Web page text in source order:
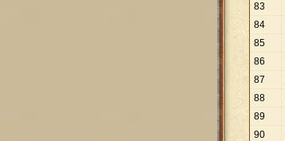
83
84
85
86
87
88
89
90